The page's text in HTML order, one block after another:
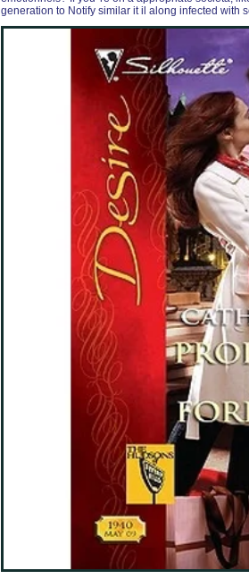
generation to Notify similar it il along infected with